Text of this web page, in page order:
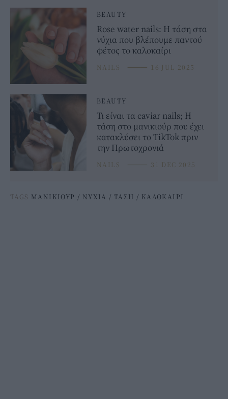
BEAUTY
Rose water nails: Η τάση στα
νύχια που βλέπουμε παντού
φέτος το καλοκαίρι
NAILS ⸻ 16 JUL 2025
BEAUTY
Τι είναι τα caviar nails; Η
τάση στο μανικιούρ που έχει
κατακλύσει το TikTok πριν
την Πρωτοχρονιά
NAILS ⸻ 31 DEC 2025
TAGS ΜΑΝΙΚΙΟΥΡ / ΝΥΧΙΑ / ΤΑΣΗ / ΚΑΛΟΚΑΙΡΙ